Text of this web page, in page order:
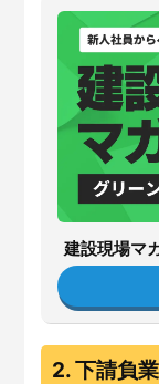
建設現場マ
2. 下請負